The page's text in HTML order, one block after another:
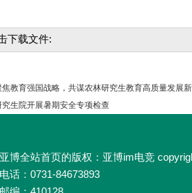
下载文件:
焦教育强国战略，共谋农林研究生教育高质量发展
究生院开展暑期安全专项检查
亚博全站首页的版权：亚博im电竞
电话：0731-84673893